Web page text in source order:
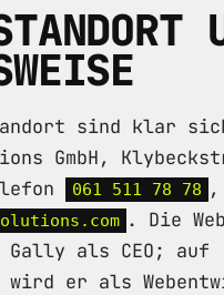
sind klar
GmbH,
061 511 78 78 ,
. Die
Gally als CEO; auf
wird er als